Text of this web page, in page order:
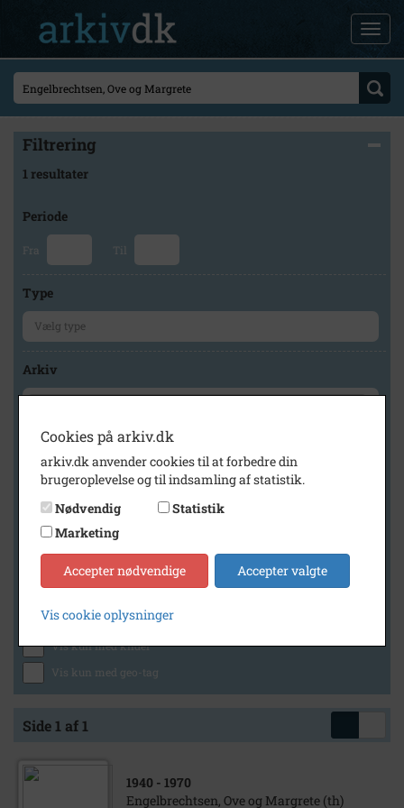
Filtrering
1 resultater
Periode
Fra Til
Type
Arkiv
Geografi
Generelt
Vis kun med billeder
Vis kun med lydklip
Vis kun med kilder
Vis kun med geo-tag
Side 1 af 1
1940 - 1970
Engelbrechtsen, Ove og Margrete (th)
Cookies på arkiv.dk
arkiv.dk anvender cookies til at forbedre din
brugeroplevelse og til indsamling af statistik.
Nødvendig
Statistik
Marketing
Accepter nødvendige Accepter valgte
Vis cookie oplysninger